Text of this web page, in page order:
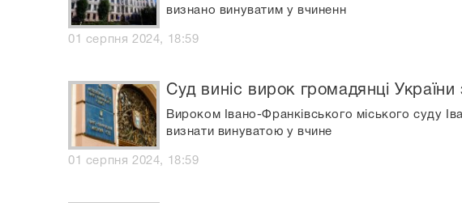
визнано винуватим у вчиненн
01 серпня 2024, 18:59
Суд виніс вирок громадянці
Вироком Івано-Франківського міського суду
визнати винуватою у вчине
01 серпня 2024, 18:59